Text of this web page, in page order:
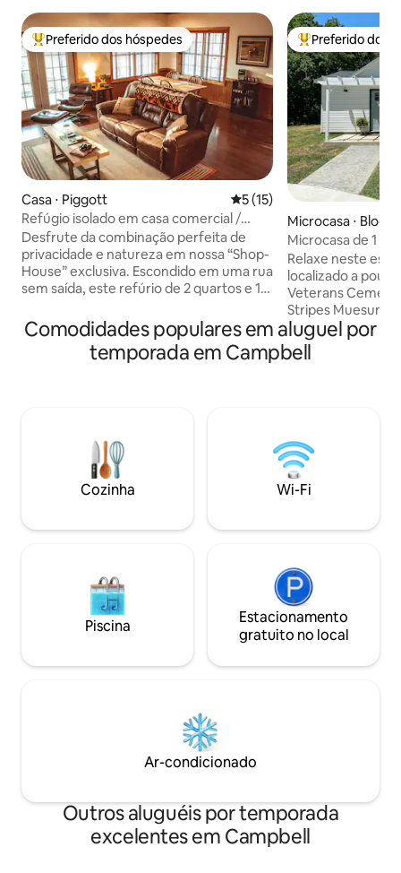
Entre os melhores preferidos dos hóspedes
Preferido dos hóspedes
Casa ⋅ Piggott 5 de uma avaliação média
5 (15)
Refúgio isolado em casa comercial /
Caminhe até o Heritage Park!
Desfrute da combinação perfeita de
privacidade e natureza em nossa “Shop-
House” exclusiva. Escondido em uma rua
sem saída, este refúrio de 2 quartos e 1
Heritage Park, a poucos minutos do
Hemingway-Pfeiffer Museum e em uma
localização excelente para a caça de
ambiente tranquilo e arborizado. Com
Wi-Fi de alta velocidade e muita
privacidade, é a base isolada perfeita
para explorar o melhor de Piggott!
Entre os
Preferido dos
Microcasa ⋅
Microcasa de 1
histórica
Relaxe neste
localizado a
Veterans
Stripes Muesum
banheiro
pessoas e está
você precisa.
estimação. Os
incluem Las
experimente
6,5 milhas de
Comodidades populares em aluguel por
temporada em Campbell
Cozinha Wi-Fi
Piscina
Estacionamento
gratuito no local
Ar-condicionado
Outros aluguéis por temporada
excelentes em Campbell